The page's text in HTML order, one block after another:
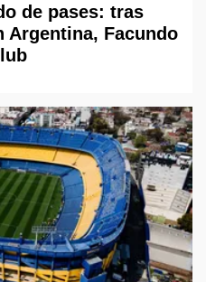
de pases: tras
Argentina, Facundo